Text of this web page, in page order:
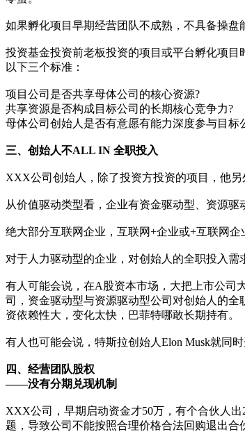
如果孵化项目早期经营团队不成熟，不具备操
投资基金投资前老板投资的项目或平台孵化项
以下三个标准：
项目公司是否共享母体公司的核心资源?
共享资源是否构成目标公司的长期核心竞争力?
母体公司创始人是否有意愿有能力深度参与目标
三、创始人不ALL IN 全职投入
XXX公司创始人，除了投资方投资的项目，他
从价值驱动类型看，企业有资金驱动型、资源驱
绝大部分互联网企业，互联网+企业或+互联网企
对于人力驱动型的企业，对创始人的全职投入需
有人可能会说，在A股资本市场，大把上市公司
司，资金驱动型与资源驱动型公司对创始人的
资依赖性大，变化太快，巴菲特哪敢长期持有。
有人也可能会说，特斯拉创始人Elon Musk就同
四、经营团队股权
——没有分期兑现机制
XXX公司，早期启动资金才50万，有个合伙人
题，导致公司不能按照合理价格合法回购退出合